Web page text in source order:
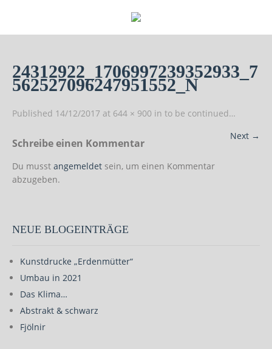
24312922_1706997239352933_7
562527096247951552_N
Published 14/12/2017 at 644 × 900 in to be continued…
Next →
Schreibe einen Kommentar
Du musst angemeldet sein, um einen Kommentar
abzugeben.
NEUE BLOGEINTRÄGE
Kunstdrucke „Erdenmütter“
Umbau in 2021
Das Klima…
Abstrakt & schwarz
Fjölnir